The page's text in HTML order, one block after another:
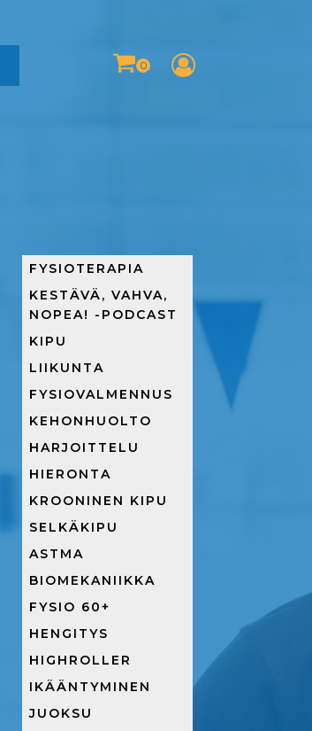
FYSIOTERAPIA
KESTÄVÄ, VAHVA,
NOPEA! -PODCAST
KIPU
LIIKUNTA
FYSIOVALMENNUS
KEHONHUOLTO
HARJOITTELU
HIERONTA
KROONINEN KIPU
SELKÄKIPU
ASTMA
BIOMEKANIIKKA
FYSIO 60+
HENGITYS
HIGHROLLER
IKÄÄNTYMINEN
JUOKSU